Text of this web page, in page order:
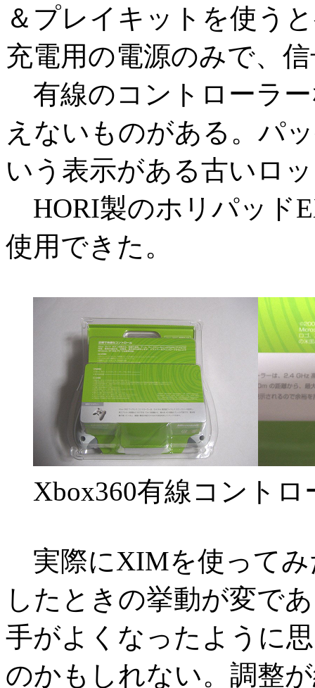
＆プレイキットを使う
充電用の電源のみで、
有線のコントローラ
えないものがある。パ
いう表示がある古いロ
HORI製のホリパッド
使用できた。
Xbox360有線コントロ
実際にXIMを使ってみ
したときの挙動が変で
手がよくなったように
のかもしれない。調整